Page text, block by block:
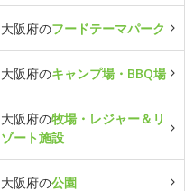
大阪府のフードテーマパーク
大阪府のキャンプ場・BBQ場
大阪府の牧場・レジャー＆リ
ゾート施設
大阪府の公園